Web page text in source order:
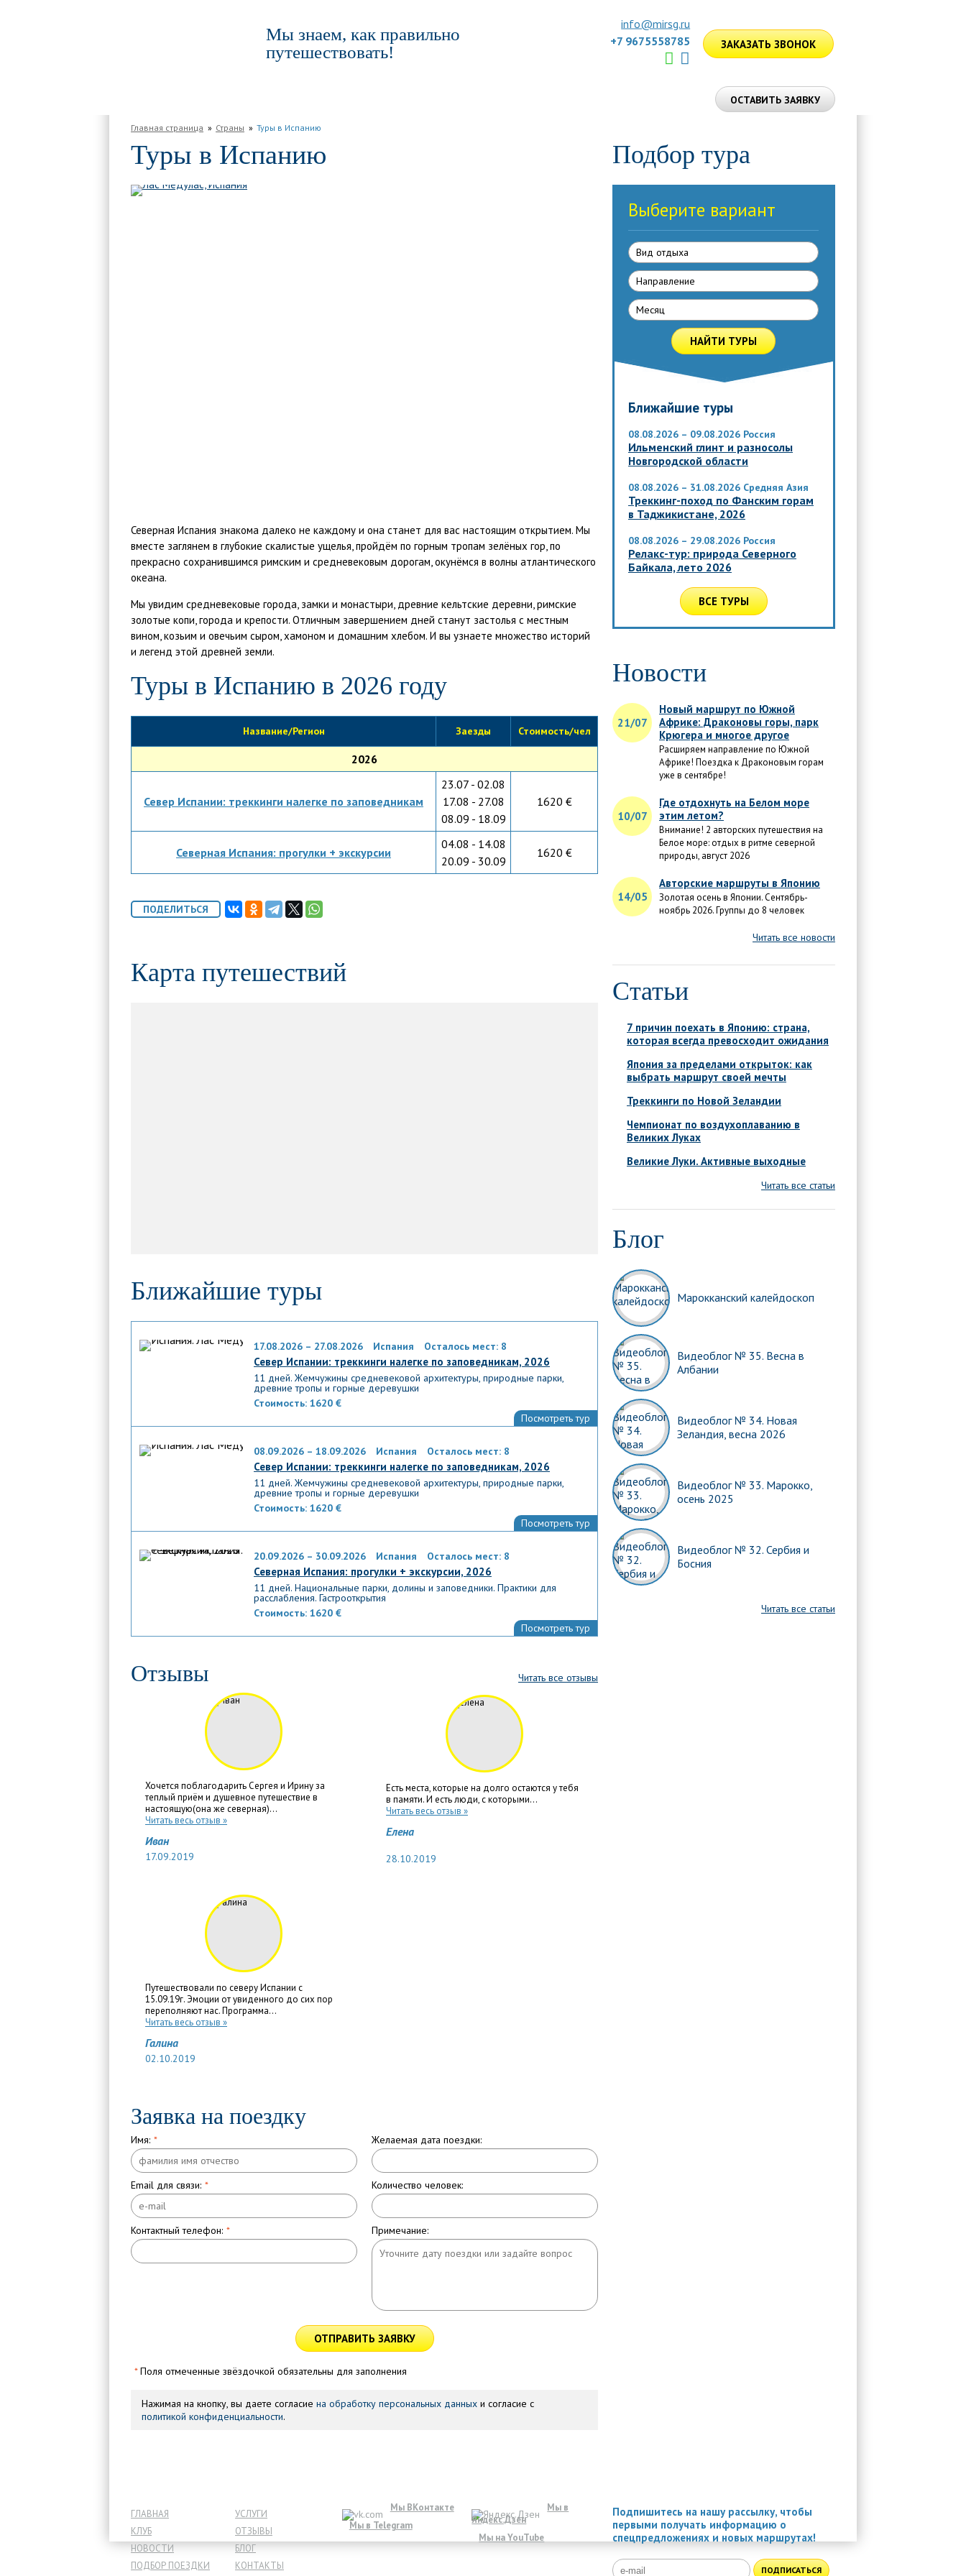
Мы знаем, как правильно
путешествовать!
info@mirsg.ru
+7 9675558785
ЗАКАЗАТЬ ЗВОНОК
ОСТАВИТЬ ЗАЯВКУ
Главная страница Страны Туры в Испанию
Туры в Испанию
Северная Испания знакома далеко не каждому и она станет для вас настоящим открытием. Мы
вместе заглянем в глубокие скалистые ущелья, пройдём по горным тропам зелёных гор, по
прекрасно сохранившимся римским и средневековым дорогам, окунёмся в волны атлантического
океана.
Мы увидим средневековые города, замки и монастыри, древние кельтские деревни, римские
золотые копи, города и крепости. Отличным завершением дней станут застолья с местным
вином, козьим и овечьим сыром, хамоном и домашним хлебом. И вы узнаете множество историй
и легенд этой древней земли.
Туры в Испанию в 2026 году
Название/Регион Заезды Стоимость/чел
2026
Север Испании: треккинги налегке по заповедникам
23.07 - 02.08
17.08 - 27.08
08.09 - 18.09
1620 €
Северная Испания: прогулки + экскурсии
04.08 - 14.08
20.09 - 30.09
1620 €
Карта путешествий
Ближайшие туры
17.08.2026 – 27.08.2026 Испания Осталось мест: 8
Север Испании: треккинги налегке по заповедникам, 2026
11 дней. Жемчужины средневековой архитектуры, природные парки,
древние тропы и горные деревушки
Стоимость: 1620 €
Посмотреть тур
08.09.2026 – 18.09.2026 Испания Осталось мест: 8
Север Испании: треккинги налегке по заповедникам, 2026
11 дней. Жемчужины средневековой архитектуры, природные парки,
древние тропы и горные деревушки
Стоимость: 1620 €
Посмотреть тур
20.09.2026 – 30.09.2026 Испания Осталось мест: 8
Северная Испания: прогулки + экскурсии, 2026
11 дней. Национальные парки, долины и заповедники. Практики для
расслабления. Гастрооткрытия
Стоимость: 1620 €
Посмотреть тур
Читать все отзывы
Отзывы
Хочется поблагодарить Сергея и Ирину за
теплый приём и душевное путешествие в
настоящую(она же северная)...
Читать весь отзыв »
Иван
17.09.2019
Есть места, которые на долго остаются у тебя
в памяти. И есть люди, с которыми...
Читать весь отзыв »
Елена
28.10.2019
Путешествовали по северу Испании с
15.09.19г. Эмоции от увиденного до сих пор
переполняют нас. Программа...
Читать весь отзыв »
Галина
02.10.2019
Заявка на поездку
Имя: *
Email для связи: *
Контактный телефон: *
Желаемая дата поездки:
Количество человек:
Примечание:
ОТПРАВИТЬ ЗАЯВКУ
*Поля отмеченные звёздочкой обязательны для заполнения
Нажимая на кнопку, вы даете согласие на обработку персональных данных и согласие с
политикой конфиденциальности.
Подбор тура
Выберите вариант
Вид отдыха
Направлениe
Месяц
НАЙТИ ТУРЫ
Ближайшие туры
08.08.2026 – 09.08.2026 Россия
Ильменский глинт и разносолы
Новгородской области
08.08.2026 – 31.08.2026 Средняя Азия
Треккинг-поход по Фанским горам
в Таджикистане, 2026
08.08.2026 – 29.08.2026 Россия
Релакс-тур: природа Северного
Байкала, лето 2026
ВСЕ ТУРЫ
Новости
21/07
Новый маршрут по Южной
Африке: Драконовы горы, парк
Крюгера и многое другое
Расширяем направление по Южной
Африке! Поездка к Драконовым горам
уже в сентябре!
10/07
Где отдохнуть на Белом море
этим летом?
Внимание! 2 авторских путешествия на
Белое море: отдых в ритме северной
природы, август 2026
14/05
Авторские маршруты в Японию
Золотая осень в Японии. Сентябрь-
ноябрь 2026. Группы до 8 человек
Читать все новости
Статьи
7 причин поехать в Японию: страна,
которая всегда превосходит ожидания
Япония за пределами открыток: как
выбрать маршрут своей мечты
Треккинги по Новой Зеландии
Чемпионат по воздухоплаванию в
Великих Луках
Великие Луки. Активные выходные
Читать все статьи
Блог
Марокканский калейдоскоп
Видеоблог № 35. Весна в
Албании
Видеоблог № 34. Новая
Зеландия, весна 2026
Видеоблог № 33. Марокко,
осень 2025
Видеоблог № 32. Сербия и
Босния
Читать все статьи
ГЛАВНАЯ
КЛУБ
НОВОСТИ
ПОДБОР ПОЕЗДКИ
УСЛУГИ
ОТЗЫВЫ
БЛОГ
КОНТАКТЫ
Мы ВКонтакте
Мы в Telegram
Мы в
Яндекс.Дзен
Мы на YouTube
Подпишитесь на нашу рассылку, чтобы
первыми получать информацию о
спецпредложениях и новых маршрутах!
ПОДПИСАТЬСЯ